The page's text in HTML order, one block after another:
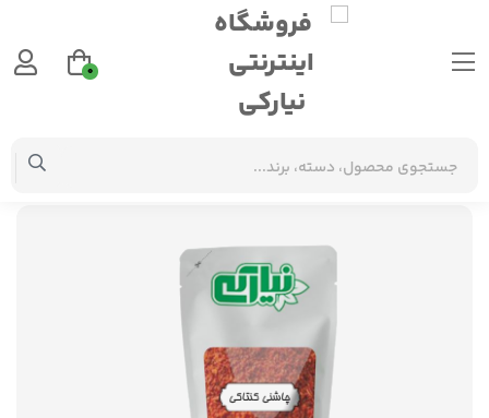
ادویه و چاشنی چاشنی و طعم دهنده کنتاکی(اسپایسی)
0